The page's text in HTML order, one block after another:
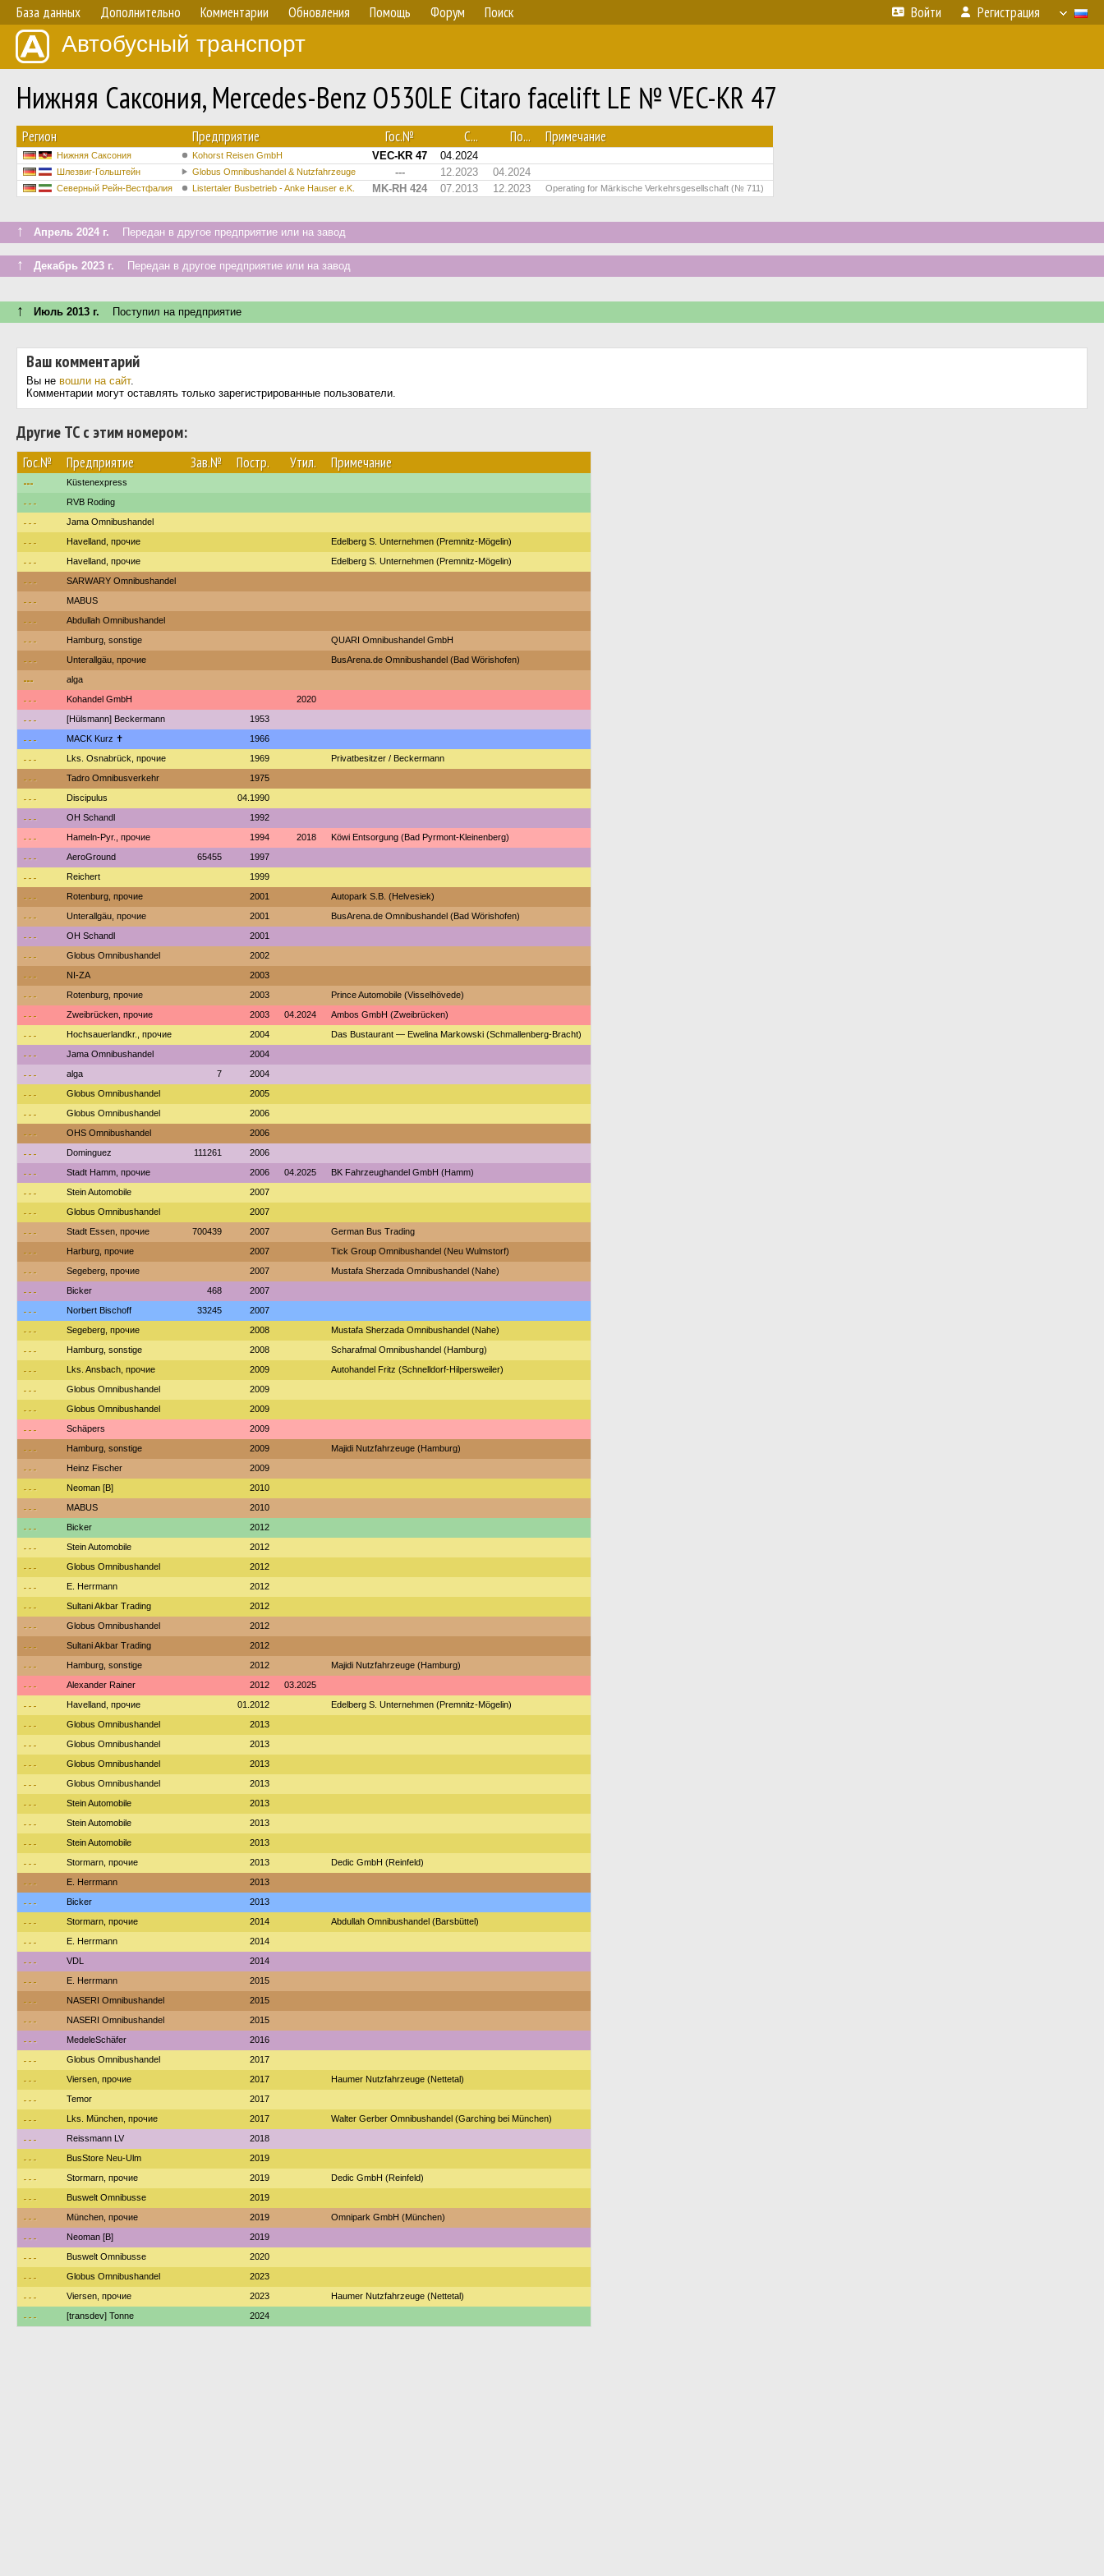
База данных Дополнительно Комментарии Обновления Помощь Форум Поиск Войти Регистрация
Автобусный транспорт
Нижняя Саксония, Mercedes-Benz O530LE Citaro facelift LE № VEC-KR 47
Регион Предприятие Гос.№ С... По... Примечание
Нижняя Саксония Kohorst Reisen GmbH VEC-KR 47 04.2024
Шлезвиг-Гольштейн Globus Omnibushandel & Nutzfahrzeuge --- 12.2023 04.2024
Северный Рейн-Вестфалия Listertaler Busbetrieb - Anke Hauser e.K. MK-RH 424 07.2013 12.2023 Operating for Märkische Verkehrsgesellschaft (№ 711)
↑ Апрель 2024 г. Передан в другое предприятие или на завод
↑ Декабрь 2023 г. Передан в другое предприятие или на завод
↑ Июль 2013 г. Поступил на предприятие
Ваш комментарий
Вы не вошли на сайт.
Комментарии могут оставлять только зарегистрированные пользователи.
Другие ТС с этим номером:
Гос.№ Предприятие Зав.№ Постр. Утил. Примечание
--- Küstenexpress
--- RVB Roding
--- Jama Omnibushandel
--- Havelland, прочие Edelberg S. Unternehmen (Premnitz-Mögelin)
--- Havelland, прочие Edelberg S. Unternehmen (Premnitz-Mögelin)
--- SARWARY Omnibushandel
--- MABUS
--- Abdullah Omnibushandel
--- Hamburg, sonstige QUARI Omnibushandel GmbH
--- Unterallgäu, прочие BusArena.de Omnibushandel (Bad Wörishofen)
--- alga
--- Kohandel GmbH 2020
--- [Hülsmann] Beckermann 1953
--- MACK Kurz ✝ 1966
--- Lks. Osnabrück, прочие 1969 Privatbesitzer / Beckermann
--- Tadro Omnibusverkehr 1975
--- Discipulus 04.1990
--- OH Schandl 1992
--- Hameln-Pyr., прочие 1994 2018 Köwi Entsorgung (Bad Pyrmont-Kleinenberg)
--- AeroGround 65455 1997
--- Reichert 1999
--- Rotenburg, прочие 2001 Autopark S.B. (Helvesiek)
--- Unterallgäu, прочие 2001 BusArena.de Omnibushandel (Bad Wörishofen)
--- OH Schandl 2001
--- Globus Omnibushandel 2002
--- NI-ZA 2003
--- Rotenburg, прочие 2003 Prince Automobile (Visselhövede)
--- Zweibrücken, прочие 2003 04.2024 Ambos GmbH (Zweibrücken)
--- Hochsauerlandkr., прочие 2004 Das Bustaurant — Ewelina Markowski (Schmallenberg-Bracht)
--- Jama Omnibushandel 2004
--- alga 7 2004
--- Globus Omnibushandel 2005
--- Globus Omnibushandel 2006
--- OHS Omnibushandel 2006
--- Dominguez 111261 2006
--- Stadt Hamm, прочие 2006 04.2025 BK Fahrzeughandel GmbH (Hamm)
--- Stein Automobile 2007
--- Globus Omnibushandel 2007
--- Stadt Essen, прочие 700439 2007 German Bus Trading
--- Harburg, прочие 2007 Tick Group Omnibushandel (Neu Wulmstorf)
--- Segeberg, прочие 2007 Mustafa Sherzada Omnibushandel (Nahe)
--- Bicker 468 2007
--- Norbert Bischoff 33245 2007
--- Segeberg, прочие 2008 Mustafa Sherzada Omnibushandel (Nahe)
--- Hamburg, sonstige 2008 Scharafmal Omnibushandel (Hamburg)
--- Lks. Ansbach, прочие 2009 Autohandel Fritz (Schnelldorf-Hilpersweiler)
--- Globus Omnibushandel 2009
--- Globus Omnibushandel 2009
--- Schäpers 2009
--- Hamburg, sonstige 2009 Majidi Nutzfahrzeuge (Hamburg)
--- Heinz Fischer 2009
--- Neoman [B] 2010
--- MABUS 2010
--- Bicker 2012
--- Stein Automobile 2012
--- Globus Omnibushandel 2012
--- E. Herrmann 2012
--- Sultani Akbar Trading 2012
--- Globus Omnibushandel 2012
--- Sultani Akbar Trading 2012
--- Hamburg, sonstige 2012 Majidi Nutzfahrzeuge (Hamburg)
--- Alexander Rainer 2012 03.2025
--- Havelland, прочие 01.2012 Edelberg S. Unternehmen (Premnitz-Mögelin)
--- Globus Omnibushandel 2013
--- Globus Omnibushandel 2013
--- Globus Omnibushandel 2013
--- Globus Omnibushandel 2013
--- Stein Automobile 2013
--- Stein Automobile 2013
--- Stein Automobile 2013
--- Stormarn, прочие 2013 Dedic GmbH (Reinfeld)
--- E. Herrmann 2013
--- Bicker 2013
--- Stormarn, прочие 2014 Abdullah Omnibushandel (Barsbüttel)
--- E. Herrmann 2014
--- VDL 2014
--- E. Herrmann 2015
--- NASERI Omnibushandel 2015
--- NASERI Omnibushandel 2015
--- MedeleSchäfer 2016
--- Globus Omnibushandel 2017
--- Viersen, прочие 2017 Haumer Nutzfahrzeuge (Nettetal)
--- Temor 2017
--- Lks. München, прочие 2017 Walter Gerber Omnibushandel (Garching bei München)
--- Reissmann LV 2018
--- BusStore Neu-Ulm 2019
--- Stormarn, прочие 2019 Dedic GmbH (Reinfeld)
--- Buswelt Omnibusse 2019
--- München, прочие 2019 Omnipark GmbH (München)
--- Neoman [B] 2019
--- Buswelt Omnibusse 2020
--- Globus Omnibushandel 2023
--- Viersen, прочие 2023 Haumer Nutzfahrzeuge (Nettetal)
--- [transdev] Tonne 2024